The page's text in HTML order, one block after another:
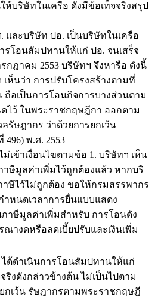
ห้บริษัทในเครือ ดังมีข้อเท็จจริงสรุป
ะบริษัท ปอ. เป็นบริษัทในเครือ
รโอนสัมปทานให้แก่ ปอ. จนเสร็จ
กฎาคม 2553 บริษัทฯ จึงหารือ ดังนี้
ว่า การปรับโครงสร้างตามที่
ถือเป็นการโอนกิจการบางส่วนตาม
ไว้ ในพระราชกฤษฎีกา ออกตาม
รัษฎากร ว่าด้วยการยกเว้น
พ.ศ. 2553
าเงื่อนไขตามข้อ 1. บริษัทฯ เห็น
าษีมูลค่าเพิ่มไว้ถูกต้องแล้ว หากบริ
าษีไว้ไม่ถูกต้อง ขอให้กรมสรรพากร
หนดเวลาการยื่นแบบแสดง
ภาษีมูลค่าเพิ่มสำหรับ การโอนดัง
ณางดหรือลดเบี้ยปรับและเงินเพิ่ม
ำเนินการโอนสัมปทานให้แก่
ริงดังกล่าวข้างต้น ไม่เป็นไปตาม
เว้น รัษฎากรตามพระราชกฤษฎี